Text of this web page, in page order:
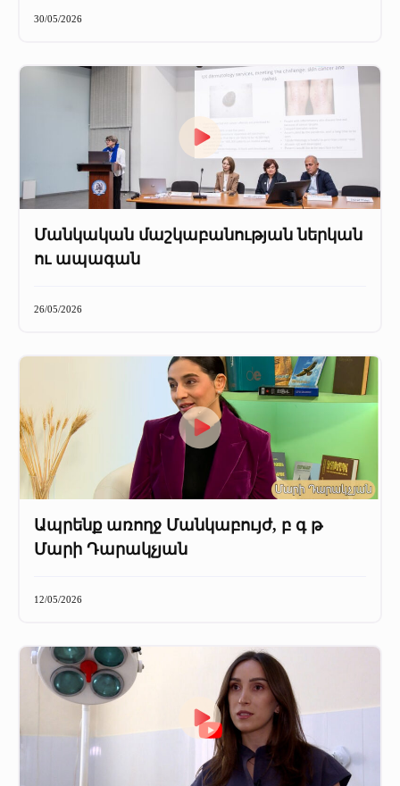
Մամուլը մեր մասին (2023-2024 թթ)
30/05/2026
Մանկական մաշկաբանության ներկան
ու ապագան
26/05/2026
Ապրենք առողջ Մանկաբույժ, բ գ թ
Մարի Դարակչյան
12/05/2026